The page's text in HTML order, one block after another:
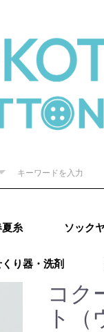
夏糸
(パピー)春夏
（リッチ
（ダルマ）
マナカ 春夏
（ナスカ）
ヤモンド毛糸
ケビクター 春
キー（元廣）春夏
ヘンアート 春
（ラング）春
（カティア）
（オパール）春
（レギア）春
LANA（プロラ
（マラブ
(ローワ
(アリゼ）春夏
（アース
カギ繊維
ソック
り器・洗剤
コク
ト（